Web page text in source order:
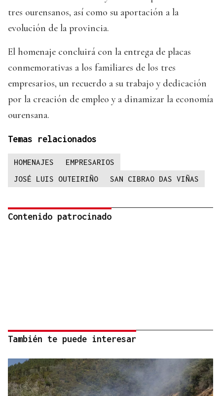
tres ourensanos, así como su aportación a la
evolución de la provincia.
El homenaje concluirá con la entrega de placas
conmemorativas a los familiares de los tres
empresarios, un recuerdo a su trabajo y dedicación
por la creación de empleo y a dinamizar la economía
ourensana.
Temas relacionados
HOMENAJES
EMPRESARIOS
JOSÉ LUIS OUTEIRIÑO
SAN CIBRAO DAS VIÑAS
Contenido patrocinado
También te puede interesar